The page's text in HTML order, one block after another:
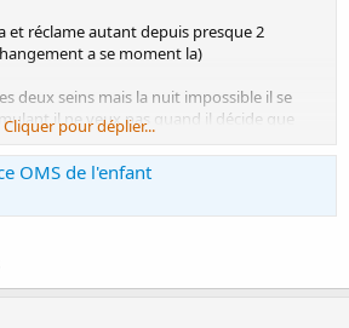
et réclame autant depuis presque 2
a se moment la)
deux seins mais la nuit impossible il se
il ne veux pas quand il décide que
journée comme en nuit il ne tetee pas
(5min c’est rare)
palais à même était remis en place car il
d’air donc il faisait beaucoup de
en rien car il sais sortir sa la
ma lactation , Galactogile et levure de
Cliquer pour déplier...
OMS de l'enfant